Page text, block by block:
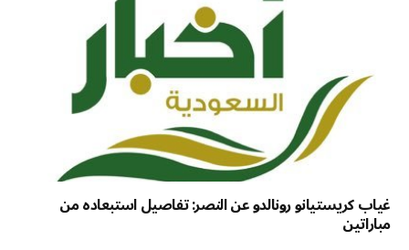
غياب كريستيانو رونالدو عن النصر: تفاصيل استبعاده من
مباراتين